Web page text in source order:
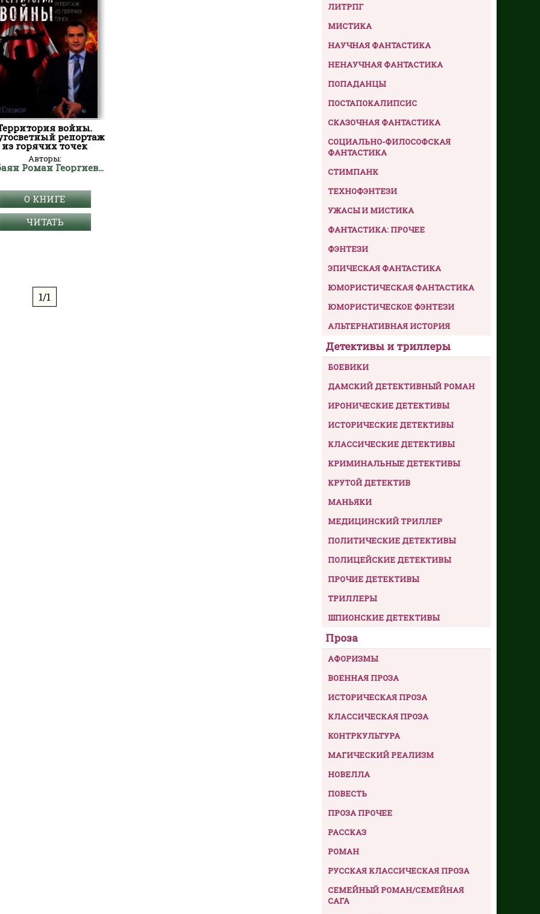
войны.
репортаж
из горячих точек
Авторы:
Бабаян Роман Георгиевич
О КНИГЕ
ЧИТАТЬ
1/1
ЛИТРПГ
МИСТИКА
НАУЧНАЯ ФАНТАСТИКА
НЕНАУЧНАЯ ФАНТАСТИКА
ПОПАДАНЦЫ
ПОСТАПОКАЛИПСИС
СКАЗОЧНАЯ ФАНТАСТИКА
СОЦИАЛЬНО-ФИЛОСОФСКАЯ
ФАНТАСТИКА
СТИМПАНК
ТЕХНОФЭНТЕЗИ
УЖАСЫ И МИСТИКА
ФАНТАСТИКА: ПРОЧЕЕ
ФЭНТЕЗИ
ЭПИЧЕСКАЯ ФАНТАСТИКА
ЮМОРИСТИЧЕСКАЯ ФАНТАСТИКА
ЮМОРИСТИЧЕСКОЕ ФЭНТЕЗИ
АЛЬТЕРНАТИВНАЯ ИСТОРИЯ
Детективы и триллеры
БОЕВИКИ
ДАМСКИЙ ДЕТЕКТИВНЫЙ РОМАН
ИРОНИЧЕСКИЕ ДЕТЕКТИВЫ
ИСТОРИЧЕСКИЕ ДЕТЕКТИВЫ
КЛАССИЧЕСКИЕ ДЕТЕКТИВЫ
КРИМИНАЛЬНЫЕ ДЕТЕКТИВЫ
КРУТОЙ ДЕТЕКТИВ
МАНЬЯКИ
МЕДИЦИНСКИЙ ТРИЛЛЕР
ПОЛИТИЧЕСКИЕ ДЕТЕКТИВЫ
ПОЛИЦЕЙСКИЕ ДЕТЕКТИВЫ
ПРОЧИЕ ДЕТЕКТИВЫ
ТРИЛЛЕРЫ
ШПИОНСКИЕ ДЕТЕКТИВЫ
Проза
АФОРИЗМЫ
ВОЕННАЯ ПРОЗА
ИСТОРИЧЕСКАЯ ПРОЗА
КЛАССИЧЕСКАЯ ПРОЗА
КОНТРКУЛЬТУРА
МАГИЧЕСКИЙ РЕАЛИЗМ
НОВЕЛЛА
ПОВЕСТЬ
ПРОЗА ПРОЧЕЕ
РАССКАЗ
РОМАН
РУССКАЯ КЛАССИЧЕСКАЯ ПРОЗА
СЕМЕЙНЫЙ РОМАН/СЕМЕЙНАЯ
САГА